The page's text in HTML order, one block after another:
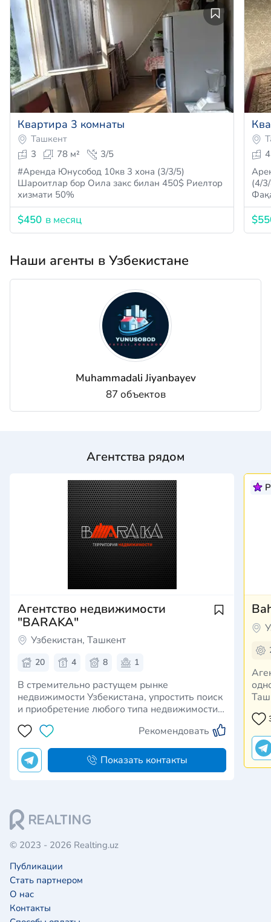
Квартира 3 комнаты
Ташкент
3
78 м²
3/5
#Аренда Юнусобод 10кв 3 хона (3/3/5)
Шароитлар бор Оила закс билан 450$ Риелтор
хизмати 50%
$450 в месяц
4
(4/3/4)
Наши агенты в Узбекистане
Muhammadali Jiyanbayev
87 объектов
Агентства рядом
Агентство недвижимости
"BARAKA"
Узбекистан, Ташкент
20 4 8 1
В стремительно растущем рынке
недвижимости Узбекистана, упростить поиск
и приобретение любого типа недвижимости
для всех участников рынка крайне важна.
Вместе с тем, данная тенденция
Помимо того, что мы занимаемся поиском
недвижимости (как большинство привыкли
думать) мы также: …
Рекомендовать
Показать контакты
© 2023 - 2026 Realting.uz
Публикации
Стать партнером
О нас
Контакты